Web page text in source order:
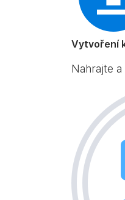
Vytvoření
Nahrajte